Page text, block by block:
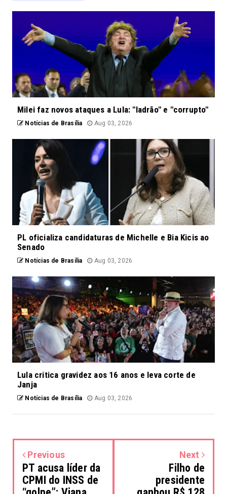
Milei faz novos ataques a Lula: "ladrão" e "corrupto"
Notícias de Brasília Aug 03, 2026
PL oficializa candidaturas de Michelle e Bia Kicis ao
Senado
Notícias de Brasília Aug 03, 2026
Lula critica gravidez aos 16 anos e leva corte de
Janja
Notícias de Brasília Aug 03, 2026
Previous
PT acusa líder da
CPMI do INSS de
Next
Filho de
presidente